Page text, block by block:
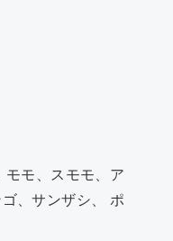
モモ、スモモ、ア
、サンザシ、 ポ